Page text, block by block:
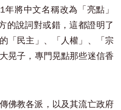
年將中文名稱改為「亮點」
的說詞對或錯，這都證明了
「民主」、「人權」、「宗
晃子，專門晃點那些迷信香
佛教各派，以及其流亡政府